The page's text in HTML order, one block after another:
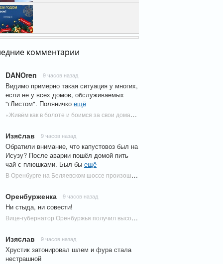
07:29 1
Путин поздравил
с Новым годом
23:45
поздравляет
с Новым
годом!
22:14
комментарии
DANOren 9 часов назад
Видимо примерно такая ситуация у многих,
если не у всех домов, обслуживаемых
"гЛистом". Поляничко ещё
«Живём как в болоте и боимся за свои дома»: в СВЖР Оренбурга у 14-этажек месяцами стоят ямы с водой | Новости Оренбурга
Изяcлав 9 часов назад
Обратили внимание, что капустовоз был на
Исузу? После аварии пошёл домой пить
чай с плюшками. Был бы ещё
В Оренбурге на Беляевском шоссе произошло жесткое ДТП | Новости Оренбурга
Оренбурженка 9 часов назад
Ни стыда, ни совести!
Вице-губернатор Оренбуржья получил высокую государственную награду | Новости Оренбурга
Изяcлав 9 часов назад
Хрустик затонировал шлем и фура стала
нестрашной